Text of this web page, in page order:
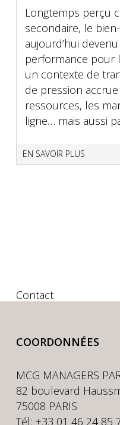
Longtemps perçu
secondaire, le
aujourd’hui
performance pour
un contexte de
de pression
ressources, les
ligne… mais aussi
EN SAVOIR PLUS
Contact
COORDONNÉES
MCG MANAGERS
82 boulevard
75008 PARIS
Tél: +33 01 46 24 85